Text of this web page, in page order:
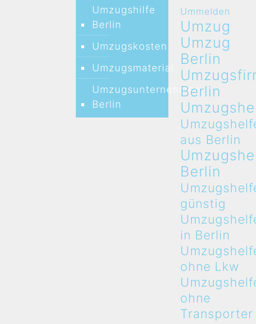
Umzugshilfe
Berlin
Umzugskosten
Umzugsmaterial
Umzugsunternehmen
Berlin
Ummelden
Umzug
Umzug
Berlin
Berlin
aus Berlin
Berlin
günstig
in Berlin
ohne Lkw
ohne
Transporter